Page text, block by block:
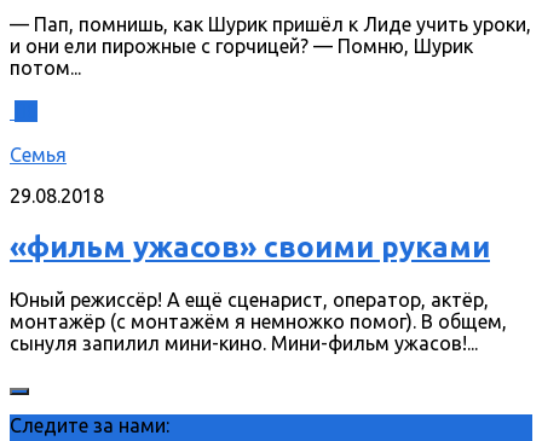
— Пап, помнишь, как Шурик пришёл к Лиде учить уроки,
и они ели пирожные с горчицей? — Помню, Шурик
потом...
Семья
29.08.2018
«фильм ужасов» своими руками
Юный режиссёр! А ещё сценарист, оператор, актёр,
монтажёр (с монтажём я немножко помог). В общем,
сынуля запилил мини-кино. Мини-фильм ужасов!...
Следите за нами: